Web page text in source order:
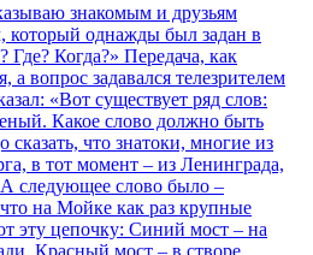
знакомым и друзьям
который однажды был задан в
Где? Когда?» Передача, как
а вопрос задавался телезрителем
«Вот существует ряд слов:
Какое слово должно быть
что знатоки, многие из
в тот момент – из Ленинграда,
А следующее слово было –
на Мойке как раз крупные
эту цепочку: Синий мост – на
Красный мост – в створе